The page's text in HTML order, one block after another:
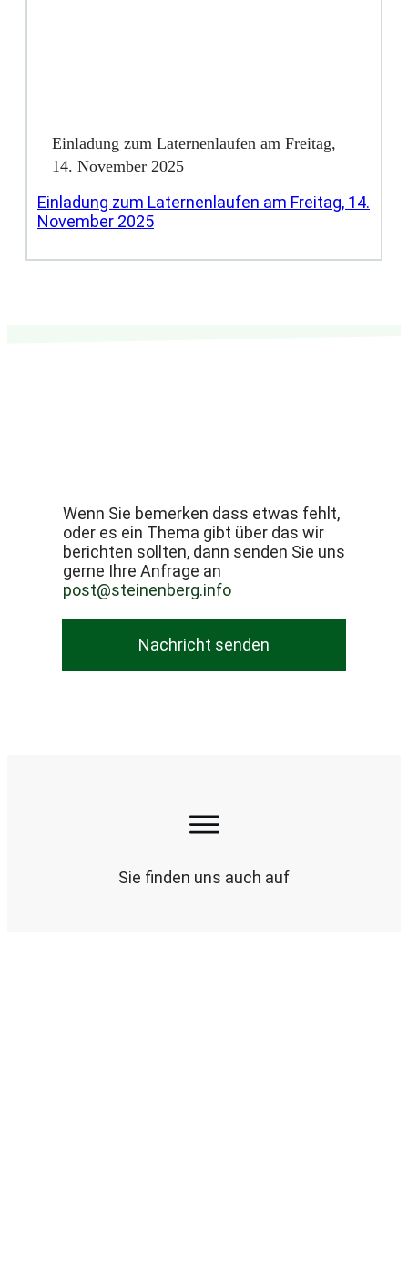
Einladung zum Laternenlaufen am Freitag,
14. November 2025
Einladung zum Laternenlaufen am Freitag, 14.
November 2025
Wenn Sie bemerken dass etwas fehlt,
oder es ein Thema gibt über das wir
berichten sollten, dann senden Sie uns
gerne Ihre Anfrage an
post@steinenberg.info
Nachricht senden
Sie finden uns auch auf